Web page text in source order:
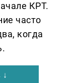
КРТ.
часто
когда